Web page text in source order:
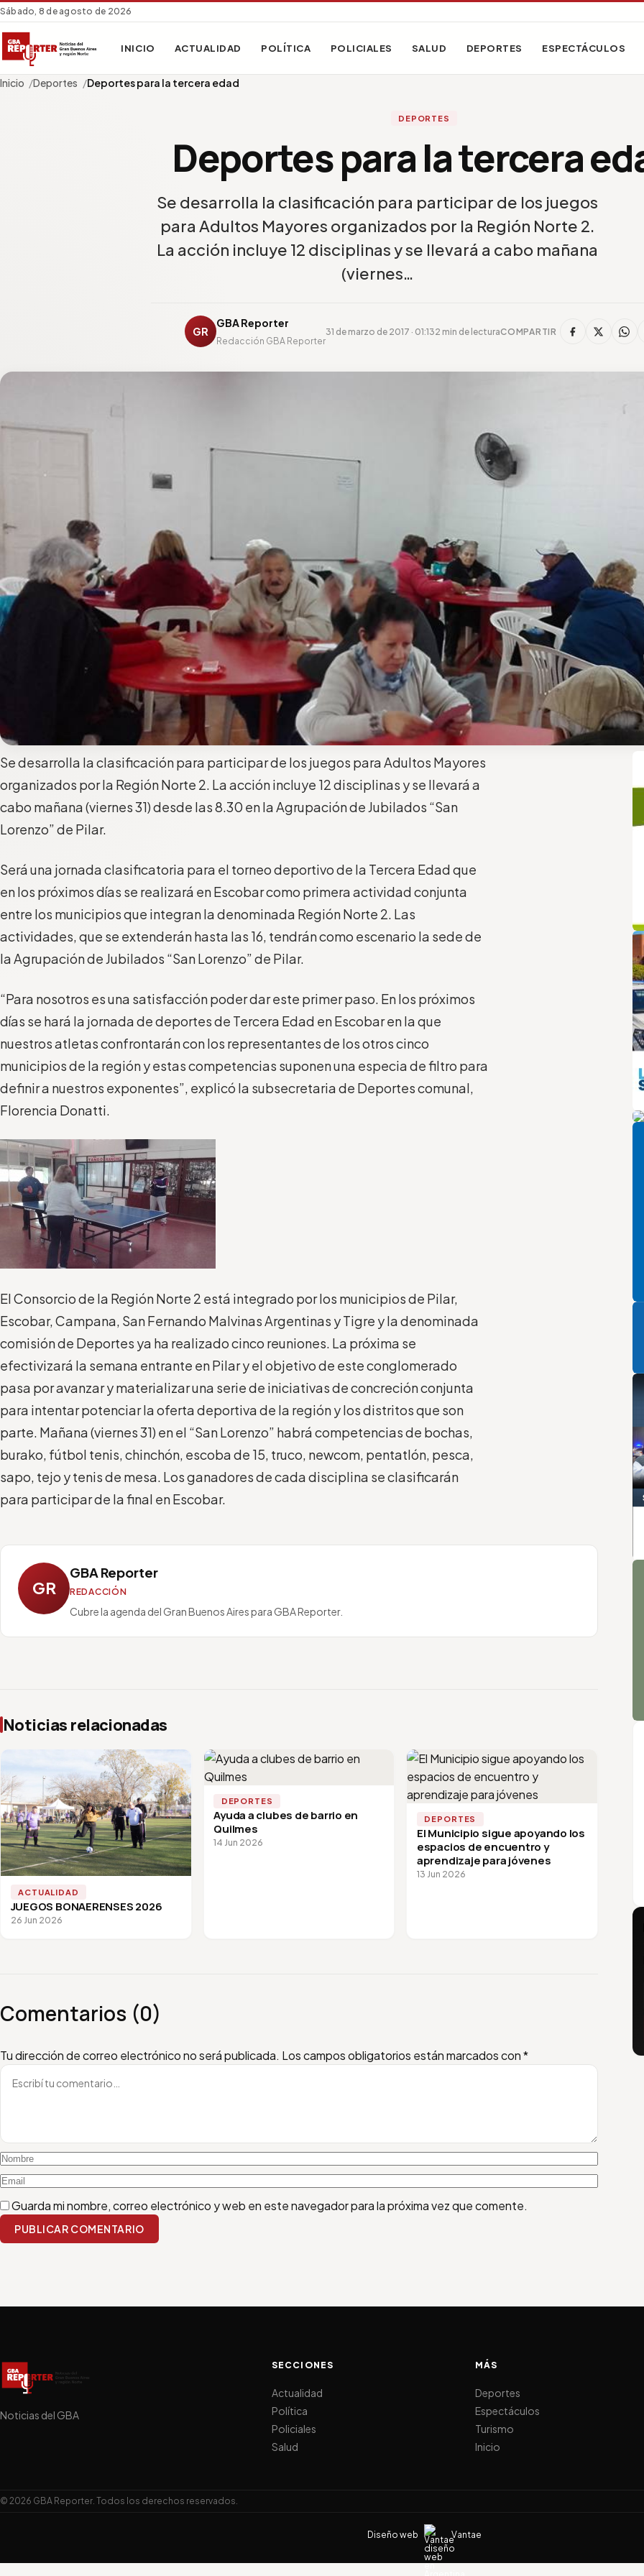
Sábado, 8 de agosto de 2026
INICIO ACTUALIDAD POLÍTICA POLICIALES SALUD DEPORTES ESPECTÁCULOS
Inicio Deportes Deportes para la tercera edad
DEPORTES
Deportes para la tercera
Se desarrolla la clasificación para participar de los juegos
para Adultos Mayores organizados por la Región Norte 2.
La acción incluye 12 disciplinas y se llevará a cabo mañana
(viernes…
GR
GBA Reporter
Redacción GBA Reporter
31 de marzo de 2017 · 01:132 min de lecturaCOMPARTIR
Se desarrolla la clasificación para participar de los juegos para Adultos Mayores
organizados por la Región Norte 2. La acción incluye 12 disciplinas y se llevará a
cabo mañana (viernes 31) desde las 8.30 en la Agrupación de Jubilados “San
Lorenzo” de Pilar.
Será una jornada clasificatoria para el torneo deportivo de la Tercera Edad que
en los próximos días se realizará en Escobar como primera actividad conjunta
entre los municipios que integran la denominada Región Norte 2. Las
actividades, que se extenderán hasta las 16, tendrán como escenario la sede de
la Agrupación de Jubilados “San Lorenzo” de Pilar.
“Para nosotros es una satisfacción poder dar este primer paso. En los próximos
días se hará la jornada de deportes de Tercera Edad en Escobar en la que
nuestros atletas confrontarán con los representantes de los otros cinco
municipios de la región y estas competencias suponen una especia de filtro para
definir a nuestros exponentes”, explicó la subsecretaria de Deportes comunal,
Florencia Donatti.
El Consorcio de la Región Norte 2 está integrado por los municipios de Pilar,
Escobar, Campana, San Fernando Malvinas Argentinas y Tigre y la denominada
comisión de Deportes ya ha realizado cinco reuniones. La próxima se
efectivizará la semana entrante en Pilar y el objetivo de este conglomerado
pasa por avanzar y materializar una serie de iniciativas de concreción conjunta
para intentar potenciar la oferta deportiva de la región y los distritos que son
parte. Mañana (viernes 31) en el “San Lorenzo” habrá competencias de bochas,
burako, fútbol tenis, chinchón, escoba de 15, truco, newcom, pentatlón, pesca,
sapo, tejo y tenis de mesa. Los ganadores de cada disciplina se clasificarán
para participar de la final en Escobar.
GR
GBA Reporter
REDACCIÓN
Cubre la agenda del Gran Buenos Aires para GBA Reporter.
Noticias relacionadas
ACTUALIDAD
JUEGOS BONAERENSES 2026
26 Jun 2026
DEPORTES
Ayuda a clubes de barrio en
Quilmes
14 Jun 2026
DEPORTES
El Municipio sigue apoyando los
espacios de encuentro y
aprendizaje para jóvenes
13 Jun 2026
Comentarios (0)
Tu dirección de correo electrónico no será publicada. Los campos obligatorios están marcados con*
Escribí tu comentario
Nombre
Email
Guarda mi nombre, correo electrónico y web en este navegador para la próxima vez que comente.
PUBLICAR COMENTARIO
Noticias del GBA
SECCIONES
Actualidad
Política
Policiales
Salud
MÁS
Deportes
Espectáculos
Turismo
Inicio
© 2026 GBA Reporter. Todos los derechos reservados.
Diseño web Vantae